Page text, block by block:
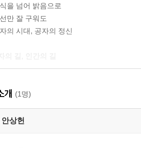
을 넘어 밝음으로
만 잘 구워도
의 시대, 공자의 정신
의 핵심, 인과 예
학이 필요한 이유, 곤궁할 때 빛나는 철학
자의 도를 네 글자로 말하면, 극기복례
개 (1명)
안상헌